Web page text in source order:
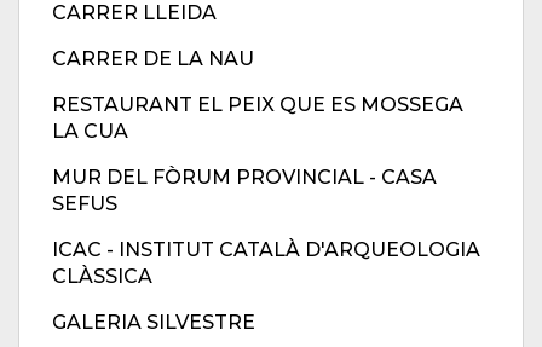
CARRER LLEIDA
CARRER DE LA NAU
RESTAURANT EL PEIX QUE ES MOSSEGA
LA CUA
MUR DEL FÒRUM PROVINCIAL - CASA
SEFUS
ICAC - INSTITUT CATALÀ D'ARQUEOLOGIA
CLÀSSICA
GALERIA SILVESTRE